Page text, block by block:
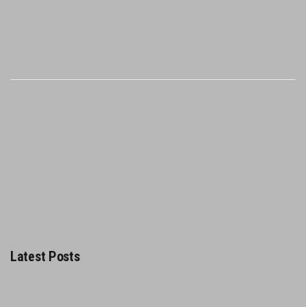
Latest Posts